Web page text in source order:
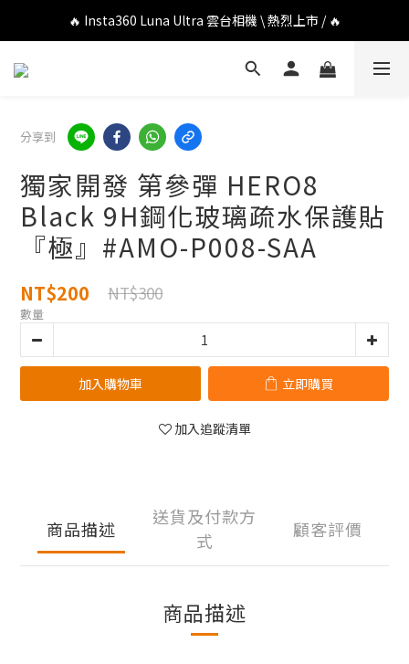
🔥 DJI OSMO POCKET 4P 口袋相機 \ 熱烈上市 / 🔥
🔥 Insta360 Luna Ultra 雲台相機 \ 熱烈上市 / 🔥
🔥 Insta360 GO Ultra Hello Kitty 聯名限定套裝 \ 時尚上市 / 🔥
分享到
獨家開發 第參彈 HERO8
Black 9H鋼化玻璃疏水保護貼
『極』#AMO-P008-SAA
NT$200 NT$300
數量
加入購物車 立即購買
加入追蹤清單
商品描述
送貨及付款方
式
顧客評價
商品描述